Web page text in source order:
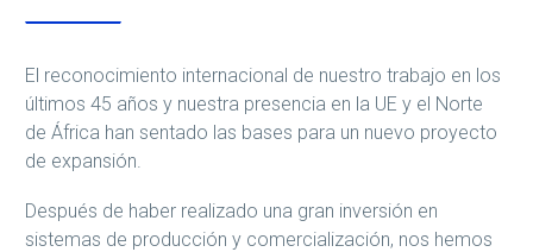
El reconocimiento internacional de nuestro trabajo en los
últimos 45 años y nuestra presencia en la UE y el Norte
de África han sentado las bases para un nuevo proyecto
de expansión.
Después de haber realizado una gran inversión en
sistemas de producción y comercialización, nos hemos